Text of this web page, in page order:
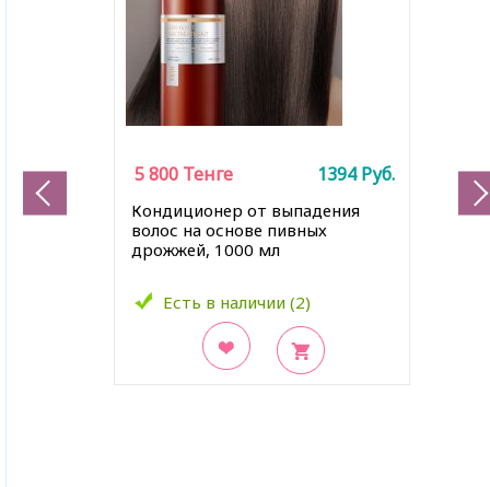
Кондиционер от выпадения
волос на основе пивных
дрожжей, 1000 мл
Есть в наличии (2)
5 800 Тенге 1394Руб.